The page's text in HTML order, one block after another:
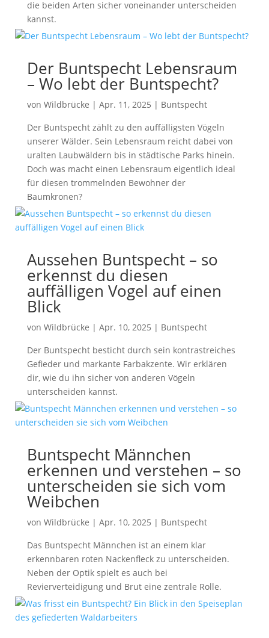
die beiden Arten sicher voneinander unterscheiden
kannst.
Der Buntspecht Lebensraum
– Wo lebt der Buntspecht?
von Wildbrücke | Apr. 11, 2025 | Buntspecht
Der Buntspecht zählt zu den auffälligsten Vögeln
unserer Wälder. Sein Lebensraum reicht dabei von
uralten Laubwäldern bis in städtische Parks hinein.
Doch was macht einen Lebensraum eigentlich ideal
für diesen trommelnden Bewohner der
Baumkronen?
Aussehen Buntspecht – so
erkennst du diesen
auffälligen Vogel auf einen
Blick
von Wildbrücke | Apr. 10, 2025 | Buntspecht
Der Buntspecht besticht durch sein kontrastreiches
Gefieder und markante Farbakzente. Wir erklären
dir, wie du ihn sicher von anderen Vögeln
unterscheiden kannst.
Buntspecht Männchen
erkennen und verstehen – so
unterscheiden sie sich vom
Weibchen
von Wildbrücke | Apr. 10, 2025 | Buntspecht
Das Buntspecht Männchen ist an einem klar
erkennbaren roten Nackenfleck zu unterscheiden.
Neben der Optik spielt es auch bei
Revierverteidigung und Brut eine zentrale Rolle.